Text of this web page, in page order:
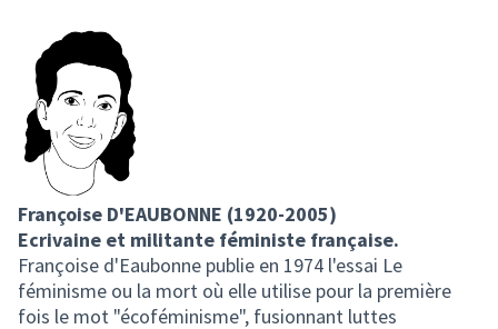
Françoise D'EAUBONNE (1920-2005)
Ecrivaine et militante féministe française.
Françoise d'Eaubonne publie en 1974 l'essai Le
féminisme ou la mort où elle utilise pour la première
fois le mot "écoféminisme", fusionnant luttes